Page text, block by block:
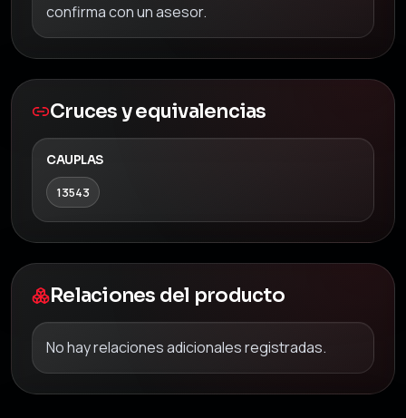
confirma con un asesor.
Cruces y equivalencias
CAUPLAS
13543
Relaciones del producto
No hay relaciones adicionales registradas.